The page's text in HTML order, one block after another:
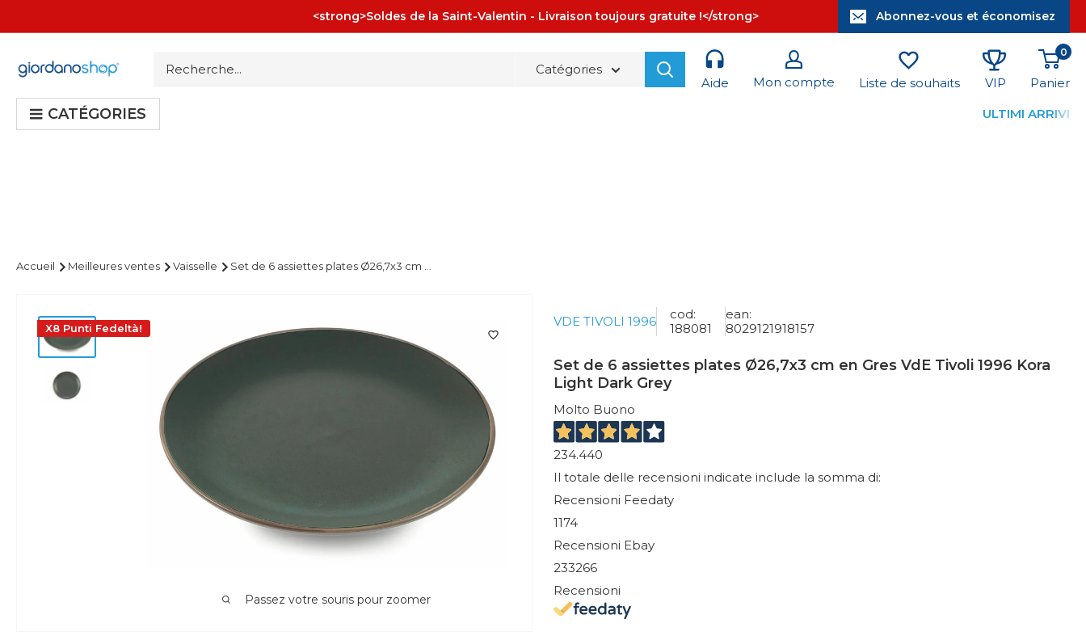
au
<strong>Soldes de la Saint-Valentin - Livraison toujours gratuite !</strong> Abonnez-vous et économisez
Giordano
Catégories
Aide
Mon compte Liste de souhaits VIP
0
Panier
CATÉGORIES ULTIMI ARRIVI
Accueil Meilleures ventes Vaisselle Set de 6 assiettes plates Ø26,7x3 cm ...
X8 Punti Fedeltà!
Passez votre souris pour zoomer
VDE TIVOLI 1996
cod:
188081
ean:
8029121918157
Set de 6 assiettes plates Ø26,7x3 cm en Gres VdE Tivoli 1996 Kora
Light Dark Grey
Molto Buono
234.440
Il totale delle recensioni indicate include la somma di:
Recensioni Feedaty
1174
Recensioni Ebay
233266
Recensioni